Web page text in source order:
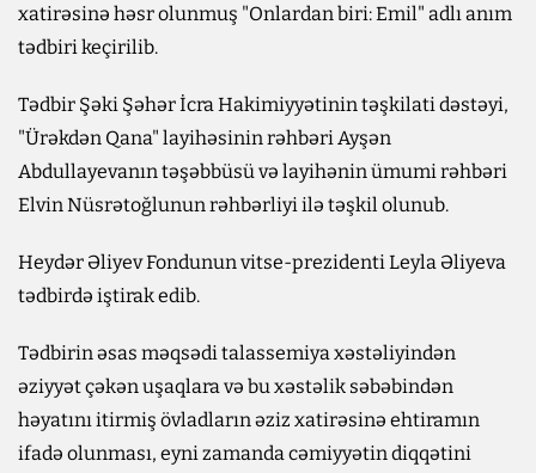
xatirəsinə həsr olunmuş "Onlardan biri: Emil" adlı anım
tədbiri keçirilib.
Tədbir Şəki Şəhər İcra Hakimiyyətinin təşkilati dəstəyi,
"Ürəkdən Qana" layihəsinin rəhbəri Ayşən
Abdullayevanın təşəbbüsü və layihənin ümumi rəhbəri
Elvin Nüsrətoğlunun rəhbərliyi ilə təşkil olunub.
Heydər Əliyev Fondunun vitse-prezidenti Leyla Əliyeva
tədbirdə iştirak edib.
Tədbirin əsas məqsədi talassemiya xəstəliyindən
əziyyət çəkən uşaqlara və bu xəstəlik səbəbindən
həyatını itirmiş övladların əziz xatirəsinə ehtiramın
ifadə olunması, eyni zamanda cəmiyyətin diqqətini